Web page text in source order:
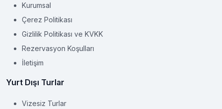
Kurumsal
Çerez Politikası
Gizlilik Politikası ve KVKK
Rezervasyon Koşulları
İletişim
Yurt Dışı Turlar
Vizesiz Turlar